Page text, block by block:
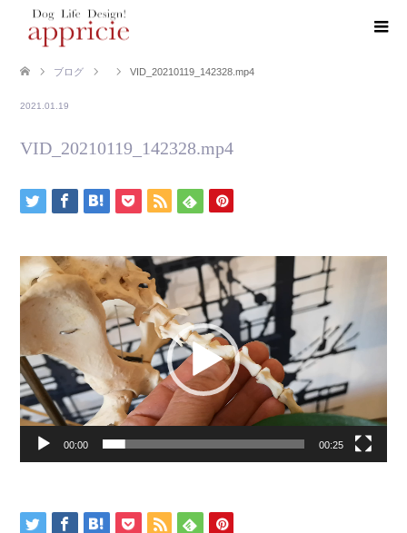
ブログ VID_20210119_142328.mp4
2021.01.19
VID_20210119_142328.mp4
動
プ
レ
ヤ
00:00 00:25